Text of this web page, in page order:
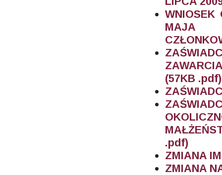
WNIOSEK
MAJA
(57KB .pdf)
.pdf)
ZMIANA
ZMIANA